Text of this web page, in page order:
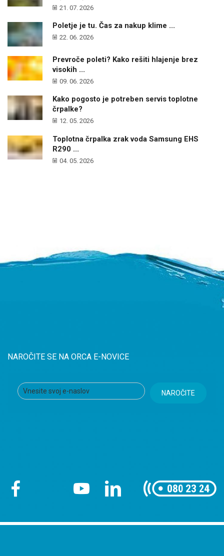
21. 07. 2026
Poletje je tu. Čas za nakup klime ...
22. 06. 2026
Prevroče poleti? Kako rešiti hlajenje brez
visokih ...
09. 06. 2026
Kako pogosto je potreben servis toplotne
črpalke?
12. 05. 2026
Toplotna črpalka zrak voda Samsung EHS
R290 ...
04. 05. 2026
NAROČITE SE NA ORCA E-NOVICE
NAROČITE